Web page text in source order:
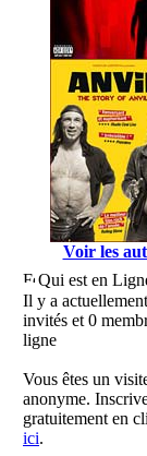
Voir les
Qui est en
Il y a
invités et 0
ligne
Vous êtes un
anonyme.
gratuitement en
ici.